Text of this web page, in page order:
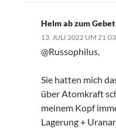
Helm ab zum Gebet
13. JULI 2022 UM
@Russophilus,
Sie hatten mich
über Atomkraft
meinem Kopf
Lagerung +